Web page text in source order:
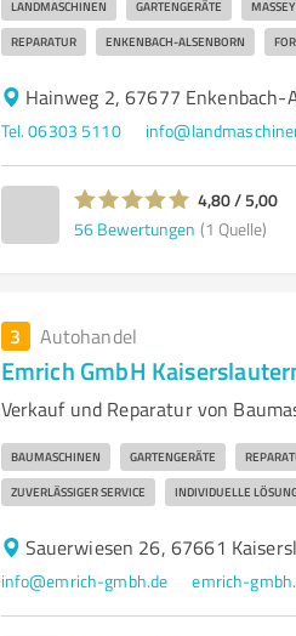
LANDMASCHINEN GARTENGERÄTE
REPARATUR ENKENBACH-ALSENBORN
Hainweg 2, 67677 Enkenbach-
Tel. 06303 5110
4,80 / 5,00
56 Bewertungen (1 Quelle)
3 Autohandel
Emrich GmbH
Verkauf und Reparatur von
BAUMASCHINEN GARTENGERÄTE
ZUVERLÄSSIGER SERVICE INDIVIDUELLE
Sauerwiesen 26, 67661
info@emrich-gmbh.de emrich-